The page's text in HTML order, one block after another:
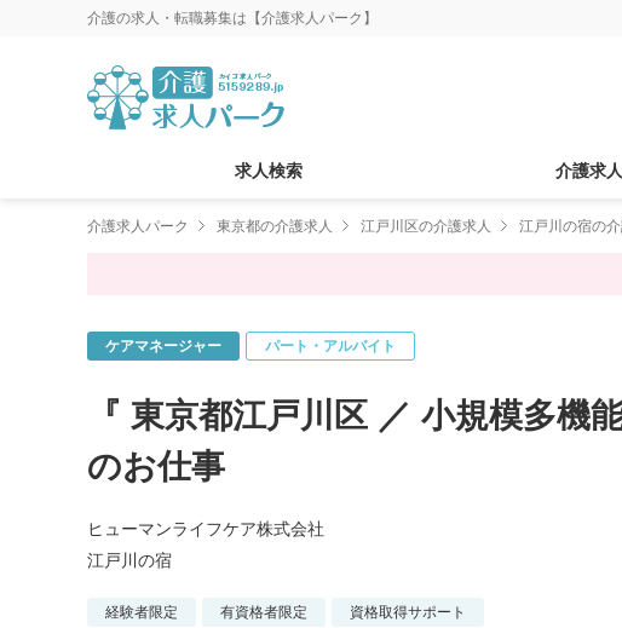
介護の求人・転職募集は【介護求人パーク】
求人検索 介護求
介護求人パーク 東京都の介護求人 江戸川区の介護求人 江戸川の宿の
ケアマネージャー パート・アルバイト
『 東京都江戸川区 ／ 小規模多機
のお仕事
ヒューマンライフケア株式会社
江戸川の宿
経験者限定 有資格者限定 資格取得サポート